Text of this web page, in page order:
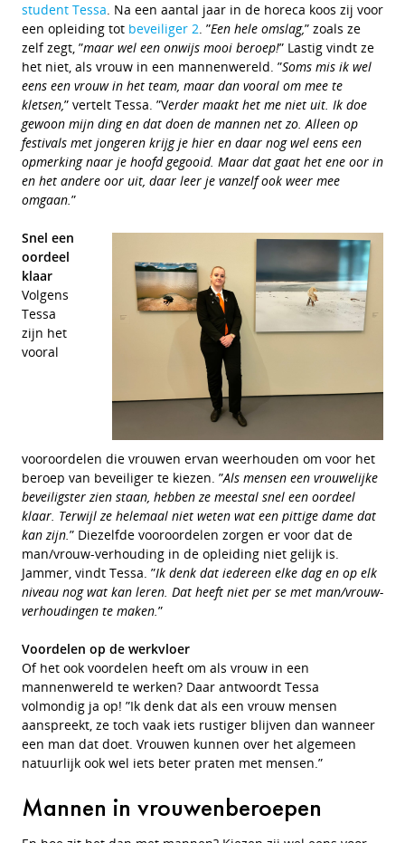
student Tessa. Na een aantal jaar in de horeca koos zij voor
een opleiding tot beveiliger 2. ”Een hele omslag,” zoals ze
zelf zegt, ”maar wel een onwijs mooi beroep!” Lastig vindt ze
het niet, als vrouw in een mannenwereld. ”Soms mis ik wel
eens een vrouw in het team, maar dan vooral om mee te
kletsen,” vertelt Tessa. ”Verder maakt het me niet uit. Ik doe
gewoon mijn ding en dat doen de mannen net zo. Alleen op
festivals met jongeren krijg je hier en daar nog wel eens een
opmerking naar je hoofd gegooid. Maar dat gaat het ene oor in
en het andere oor uit, daar leer je vanzelf ook weer mee
omgaan.”
Snel een
oordeel
klaar
Volgens
Tessa
zijn het
vooral
vooroordelen die vrouwen ervan weerhouden om voor het
beroep van beveiliger te kiezen. ”Als mensen een vrouwelijke
beveiligster zien staan, hebben ze meestal snel een oordeel
klaar. Terwijl ze helemaal niet weten wat een pittige dame dat
kan zijn.” Diezelfde vooroordelen zorgen er voor dat de
man/vrouw-verhouding in de opleiding niet gelijk is.
Jammer, vindt Tessa. ”Ik denk dat iedereen elke dag en op elk
niveau nog wat kan leren. Dat heeft niet per se met man/vrouw-
verhoudingen te maken.”
Voordelen op de werkvloer
Of het ook voordelen heeft om als vrouw in een
mannenwereld te werken? Daar antwoordt Tessa
volmondig ja op! ”Ik denk dat als een vrouw mensen
aanspreekt, ze toch vaak iets rustiger blijven dan wanneer
een man dat doet. Vrouwen kunnen over het algemeen
natuurlijk ook wel iets beter praten met mensen.”
Mannen in vrouwenberoepen